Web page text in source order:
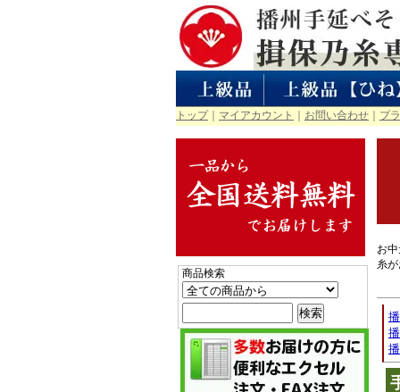
トップ｜ マイアカウント お問い合わせ プ
お
糸
商品検索